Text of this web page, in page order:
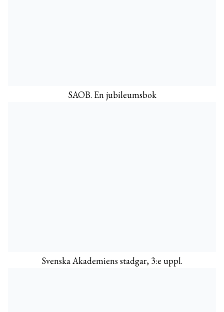
SAOB. En jubileumsbok
Svenska Akademiens stadgar, 3:e uppl.